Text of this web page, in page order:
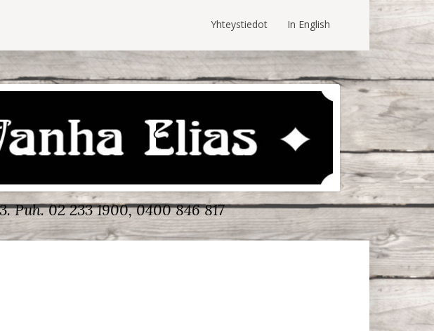
In English
Yhteystiedot
Puh. 02 233 1900, 0400 846 817